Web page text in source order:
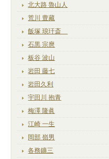
北大路 魯山人
荒川 豊藏
飯塚 琅玕斎
石黒 宗麿
板谷 波山
岩田 藤七
岩田久利
宇田川 抱青
梅澤 隆眞
江崎 一生
岡部 嶺男
各務鑛三